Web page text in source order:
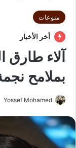
منوعات
أخر الأخبار
آلاء
بملامح
Yossef Mohamed